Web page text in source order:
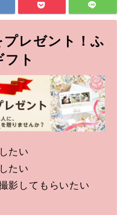
プレゼント！ふ
フト
たい
たい
影してもらいたい